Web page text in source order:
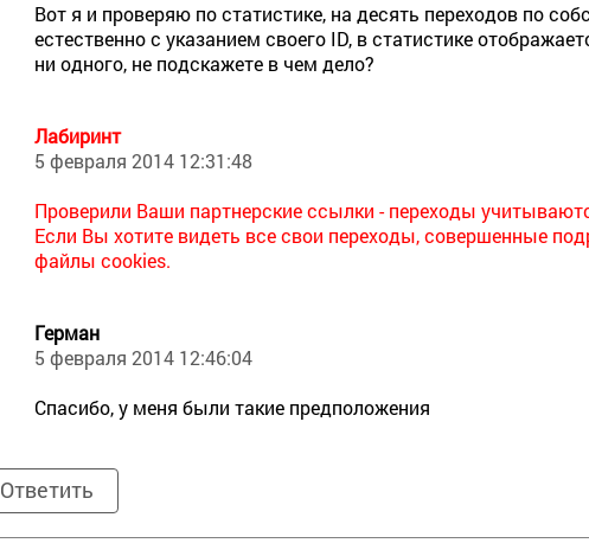
Вот я и проверяю по статистике, на десять переходов по
естественно с указанием своего ID, в статистике
ни одного, не подскажете в чем дело?
Лабиринт
5 февраля 2014 12:31:48
Проверили Ваши партнерские ссылки - переходы
Если Вы хотите видеть все свои переходы, совершенные
файлы cookies.
Герман
5 февраля 2014 12:46:04
Спасибо, у меня были такие предположения
Ответить